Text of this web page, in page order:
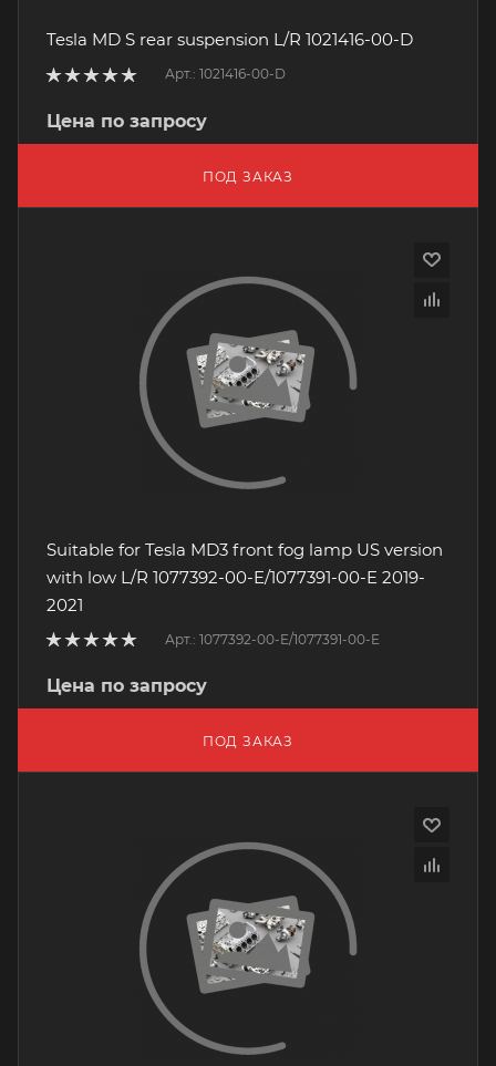
Tesla MD S rear suspension L/R 1021416-00-D
Арт.: 1021416-00-D
Цена по запросу
ПОД ЗАКАЗ
Suitable for Tesla MD3 front fog lamp US version
with low L/R 1077392-00-E/1077391-00-E 2019-
2021
Арт.: 1077392-00-E/1077391-00-E
Цена по запросу
ПОД ЗАКАЗ